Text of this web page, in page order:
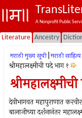
A Nonprofit Public
Literature Ancestry
मराठी मुख्य सूची मराठी साहित्य
श्रीमहालक्ष्मीची पदे भाग १
देवीभागवत महापुराणात
बालाजीच्या दर्शनानंतर